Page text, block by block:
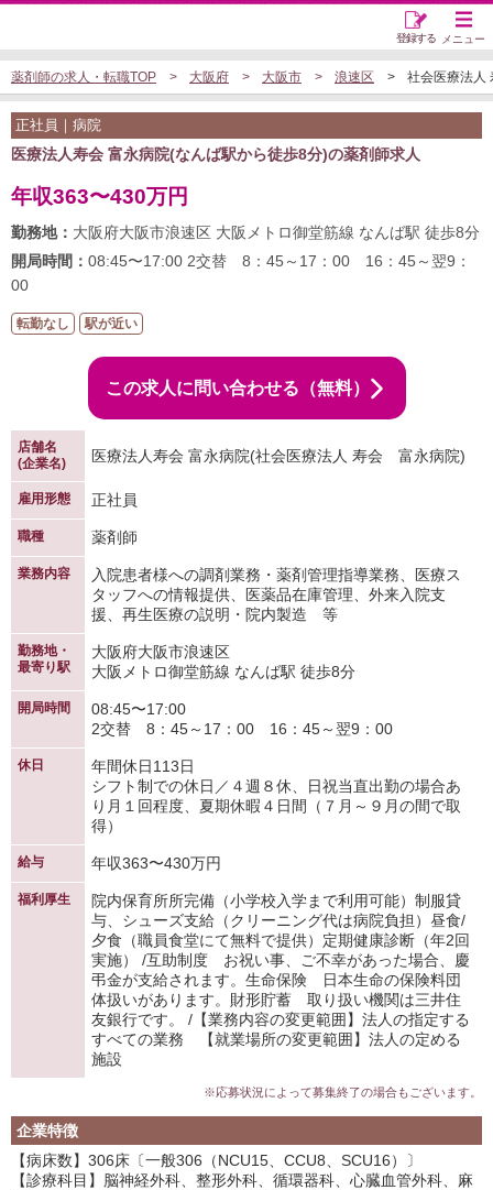
メニュー
登録する
薬剤師の求人・転職TOP 大阪府 大阪市 浪速区 社会医療法人
正社員｜病院
医療法人寿会 富永病院(なんば駅から徒歩8分)の薬剤師求人
年収363〜430万円
勤務地： 大阪府大阪市浪速区 大阪メトロ御堂筋線 なんば駅 徒歩8分
開局時間： 08:45〜17:00 2交替 8：45～17：00 16：45～翌9：
00
転勤なし 駅が近い
この求人に問い合わせる（無料）
店舗名
(企業名)
医療法人寿会 富永病院(社会医療法人 寿会 富永病院)
雇用形態 正社員
職種 薬剤師
業務内容
入院患者様への調剤業務・薬剤管理指導業務、医療ス
タッフへの情報提供、医薬品在庫管理、外来入院支
援、再生医療の説明・院内製造 等
勤務地・
最寄り駅
大阪府大阪市浪速区
大阪メトロ御堂筋線 なんば駅 徒歩8分
開局時間
08:45〜17:00
2交替 8：45～17：00 16：45～翌9：00
休日
年間休日113日
シフト制での休日／４週８休、日祝当直出勤の場合あ
り月１回程度、夏期休暇４日間（７月～９月の間で取
得）
給与 年収363〜430万円
福利厚生
院内保育所所完備（小学校入学まで利用可能）制服貸
与、シューズ支給（クリーニング代は病院負担）昼食/
夕食（職員食堂にて無料で提供）定期健康診断（年2回
実施） /互助制度 お祝い事、ご不幸があった場合、慶
弔金が支給されます。生命保険 日本生命の保険料団
体扱いがあります。財形貯蓄 取り扱い機関は三井住
友銀行です。 /【業務内容の変更範囲】法人の指定する
すべての業務 【就業場所の変更範囲】法人の定める
施設
※応募状況によって募集終了の場合もございます。
企業特徴
【病床数】306床〔一般306（NCU15、CCU8、SCU16）〕
【診療科目】脳神経外科、整形外科、循環器科、心臓血管外科、麻